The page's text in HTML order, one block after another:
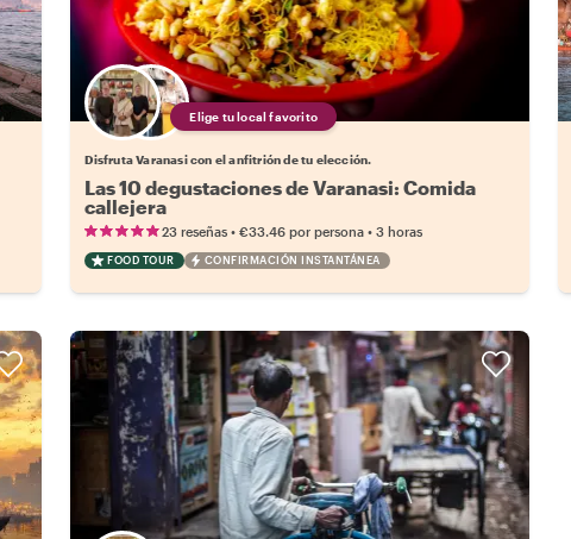
Elige tu local favorito
Disfruta Varanasi con el anfitrión de tu elección.
Las 10 degustaciones de Varanasi: Comida
callejera
23 reseñas •€33.46 por persona •3 horas
FOOD TOUR CONFIRMACIÓN INSTANTÁNEA